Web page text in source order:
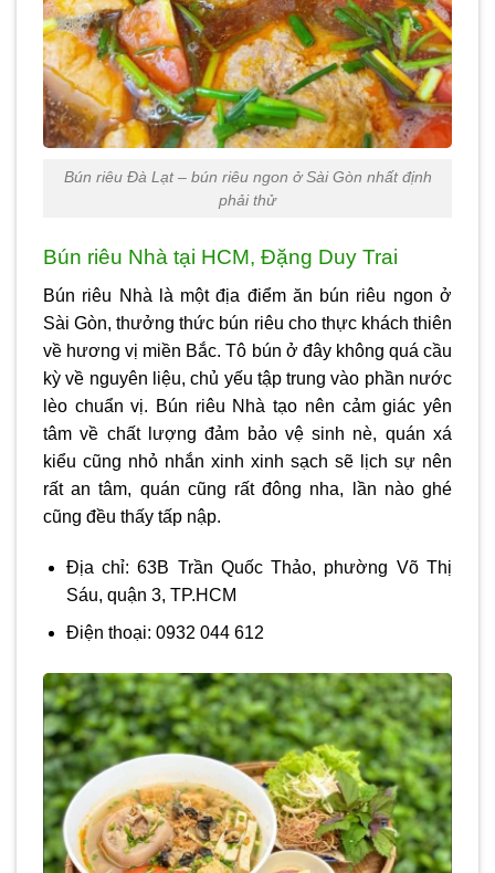
Bún riêu Đà Lạt – bún riêu ngon ở Sài Gòn nhất định
phải thử
Bún riêu Nhà tại HCM, Đặng Duy Trai
Bún riêu Nhà là một địa điểm ăn bún riêu ngon ở
Sài Gòn, thưởng thức bún riêu cho thực khách thiên
về hương vị miền Bắc. Tô bún ở đây không quá cầu
kỳ về nguyên liệu, chủ yếu tập trung vào phần nước
lèo chuẩn vị. Bún riêu Nhà tạo nên cảm giác yên
tâm về chất lượng đảm bảo vệ sinh nè, quán xá
kiểu cũng nhỏ nhắn xinh xinh sạch sẽ lịch sự nên
rất an tâm, quán cũng rất đông nha, lần nào ghé
cũng đều thấy tấp nập.
Địa chỉ: 63B Trần Quốc Thảo, phường Võ Thị
Sáu, quận 3, TP.HCM
Điện thoại: 0932 044 612